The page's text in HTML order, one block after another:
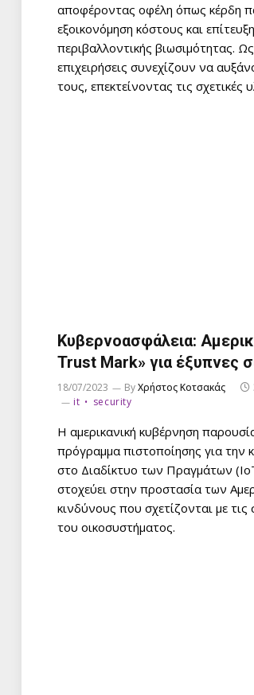
αποφέροντας οφέλη όπως κέρδη
εξοικονόμηση κόστους και
περιβαλλοντικής βιωσιμότητας.
επιχειρήσεις συνεχίζουν να
τους, επεκτείνοντας τις σχετικές
Κυβερνοασφάλεια:
Trust Mark» για έξυπνες
18/07/2023 ByΧρήστος Κοτσακάς
it
security
Η αμερικανική κυβέρνηση
πρόγραμμα πιστοποίησης για την
στο Διαδίκτυο των Πραγμάτων
στοχεύει στην προστασία των
κινδύνους που σχετίζονται με
του οικοσυστήματος.